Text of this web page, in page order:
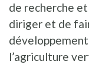
de recherche
diriger et de
l’agriculture